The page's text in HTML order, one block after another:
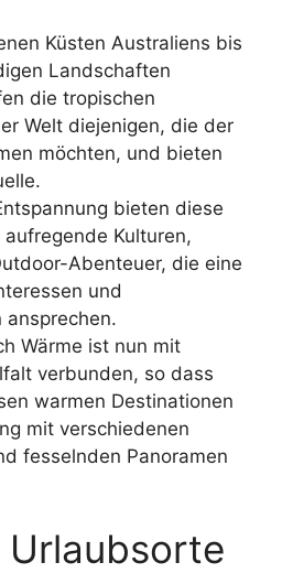
Küsten Australiens bis
Landschaften
die tropischen
Welt diejenigen, die der
möchten, und bieten
bieten diese
Kulturen,
Abenteuer, die eine
und
ansprechen.
Wärme ist nun mit
verbunden, so dass
warmen Destinationen
mit verschiedenen
fesselnden Panoramen
Urlaubsorte